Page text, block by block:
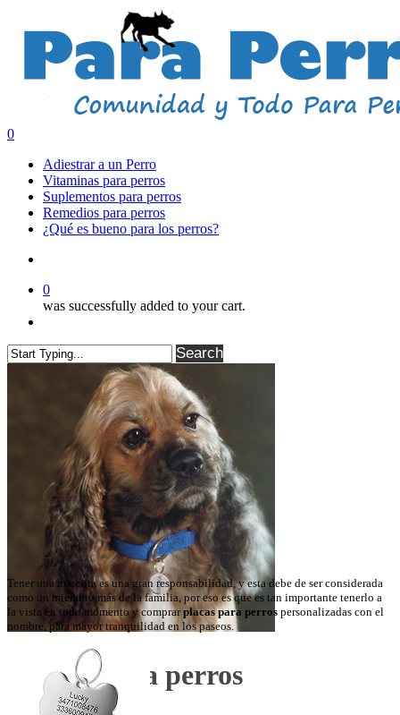
content
search
0
Adiestrar a un Perro
Vitaminas para perros
Suplementos para perros
Remedios para perros
¿Qué es bueno para los perros?
0
was successfully added to your cart.
Search
Placas para perros
Tener una mascota es una gran responsabilidad, y esta debe de ser considerada
como un miembro más de la familia, por eso es que es tan importante tenerlo a
la vista en todo momento y comprarplacas para perros personalizadas con el
nombre, para mayor tranquilidad en los paseos.